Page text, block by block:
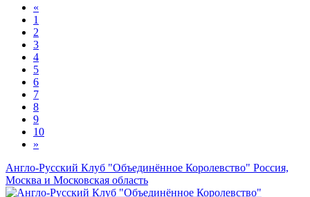
«
1
2
3
4
5
6
7
8
9
10
»
Англо-Русский Клуб "Объединённое Королевство" Россия,
Москва и Московская область